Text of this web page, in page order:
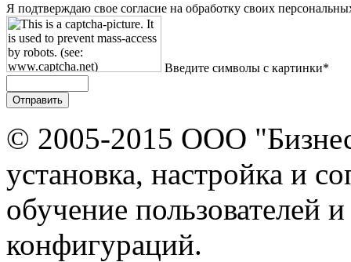
Я подтверждаю свое согласие на обработку своих
Введите символы с картинки*
© 2005-2015 ООО
установка, настройка и
обучение пользователей
конфигураций.